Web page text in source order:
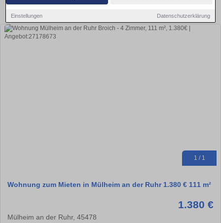
Einstellungen Datenschutzerklärung
1 / 1
Wohnung zum Mieten in Mülheim an der Ruhr 1.380 € 111 m²
1.380 €
Mülheim an der Ruhr, 45478